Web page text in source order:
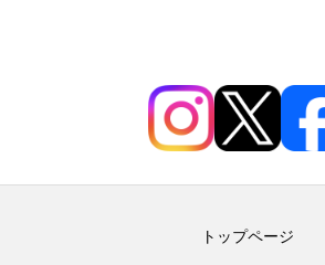
トップページ